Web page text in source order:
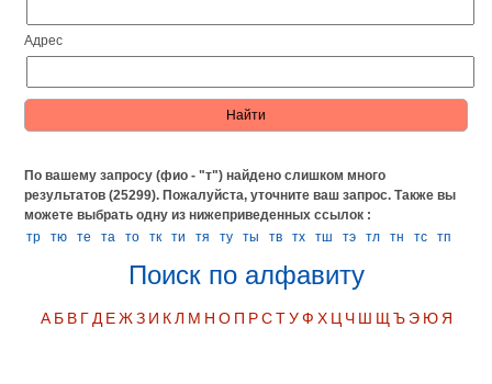
Адрес
По вашему запросу (фио - "т") найдено слишком много
результатов (25299). Пожалуйста, уточните ваш запрос.Также вы
можете выбрать одну из нижеприведенных ссылок :
тр
тю те та то тк ти тя ту ты тв тх тш тэ тл тн тс тп
Поиск по алфавиту
А Б В Г Д Е Ж З И К Л М Н О П Р С Т У Ф Х Ц Ч Ш Щ Ъ Э Ю Я